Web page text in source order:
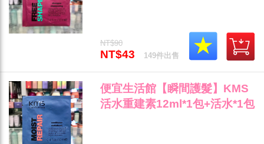
NT$90
NT$43 149件出售
便宜生活館【瞬間護髮】KMS
活水重建素12ml*1包+活水*1包